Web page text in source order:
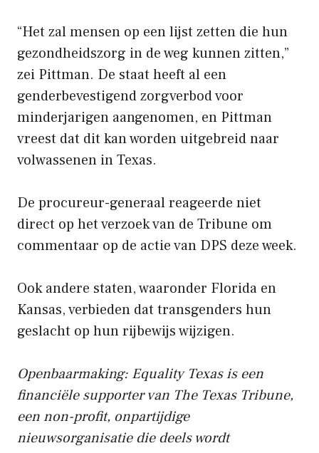
“Het zal mensen op een lijst zetten die hun
gezondheidszorg in de weg kunnen zitten,”
zei Pittman. De staat heeft al een
genderbevestigend zorgverbod voor
minderjarigen aangenomen, en Pittman
vreest dat dit kan worden uitgebreid naar
volwassenen in Texas.
De procureur-generaal reageerde niet
direct op het verzoek van de Tribune om
commentaar op de actie van DPS deze week.
Ook andere staten, waaronder Florida en
Kansas, verbieden dat transgenders hun
geslacht op hun rijbewijs wijzigen.
Openbaarmaking: Equality Texas is een
financiële supporter van The Texas Tribune,
een non-profit, onpartijdige
nieuwsorganisatie die deels wordt